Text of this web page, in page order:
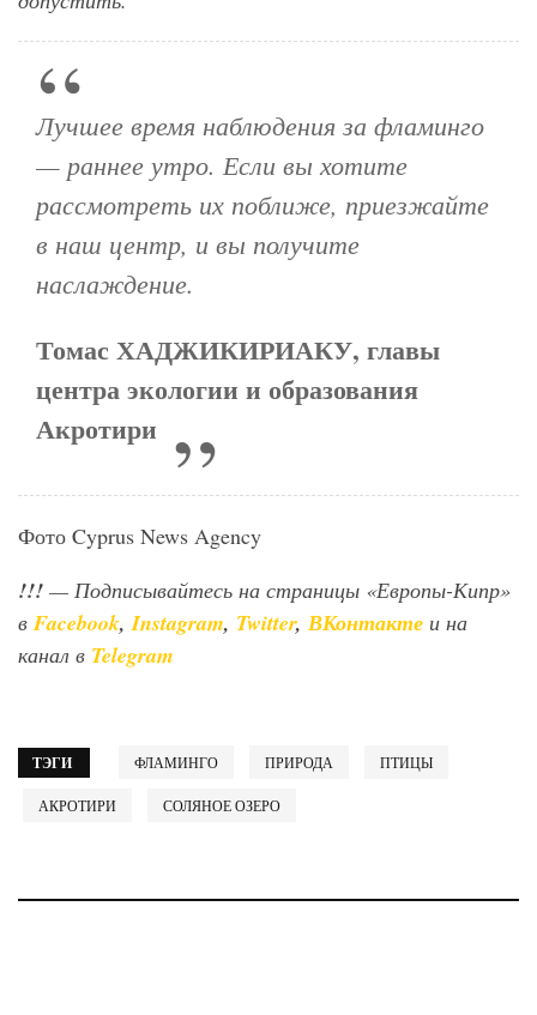
Лучшее время наблюдения за фламинго
— раннее утро. Если вы хотите
рассмотреть их поближе, приезжайте
в наш центр, и вы получите
наслаждение.
Томас ХАДЖИКИРИАКУ, главы
центра экологии и образования
Акротири
Фото Cyprus News Agency
!!! — Подписывайтесь на страницы «Европы-Кипр»
вFacebook,Instagram, Twitter, ВКонтакте и на
канал в Telegram
ТЭГИ ФЛАМИНГО ПРИРОДА ПТИЦЫ
АКРОТИРИ СОЛЯНОЕ ОЗЕРО